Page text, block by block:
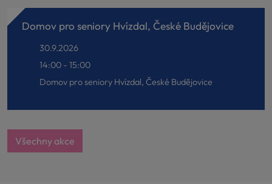
Domov pro seniory Hvízdal, České Budějovice
30.9.2026
14:00 - 15:00
Domov pro seniory Hvízdal, České Budějovice
Všechny akce